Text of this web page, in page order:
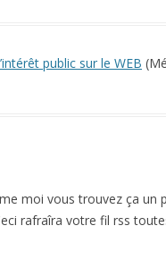
public sur le WEB
moi vous trouvez ça un
rafraîra votre fil rss